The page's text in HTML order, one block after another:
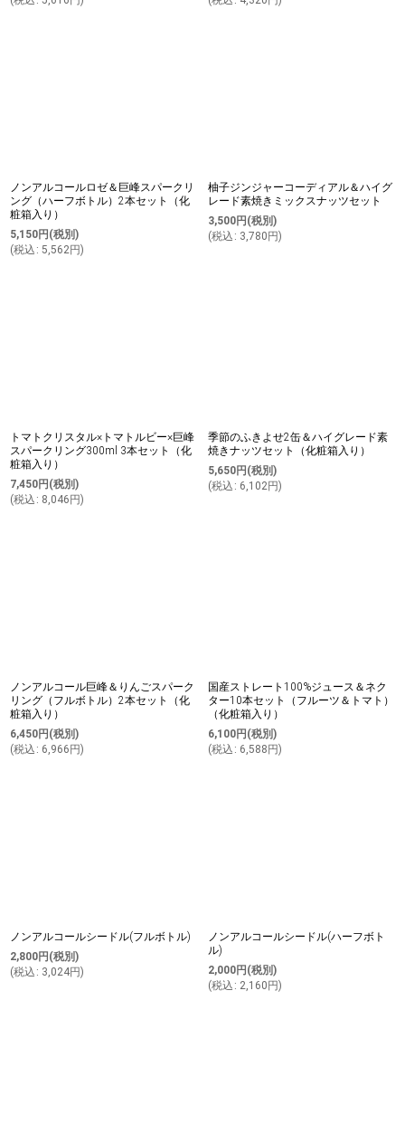
ノンアルコールロゼ＆巨峰スパークリ
ング（ハーフボトル）2本セット（化
粧箱入り）
5,150円 (税別)
(税込 : 5,562円)
柚子ジンジャーコーディアル＆ハイグ
レード素焼きミックスナッツセット
3,500円 (税別)
(税込 : 3,780 円)
トマトクリスタル×トマトルビー×巨峰
スパークリング300ml 3本セット（化
粧箱入り）
7,450円 (税別)
(税込 : 8,046 円)
季節のふきよせ2缶＆ハイグレード素
焼きナッツセット（化粧箱入り）
5,650円 (税別)
(税込 : 6,102円)
ノンアルコール巨峰＆りんごスパーク
リング（フルボトル）2本セット（化
粧箱入り）
6,450円 (税別)
(税込 : 6,966 円)
国産ストレート100%ジュース＆ネク
ター10本セット（フルーツ＆トマト）
（化粧箱入り）
6,100円 (税別)
(税込 : 6,588 円)
ノンアルコールシードル(フルボトル)
2,800円 (税別)
(税込 : 3,024円)
ノンアルコールシードル(ハーフボト
ル)
2,000円 (税別)
(税込 : 2,160 円)